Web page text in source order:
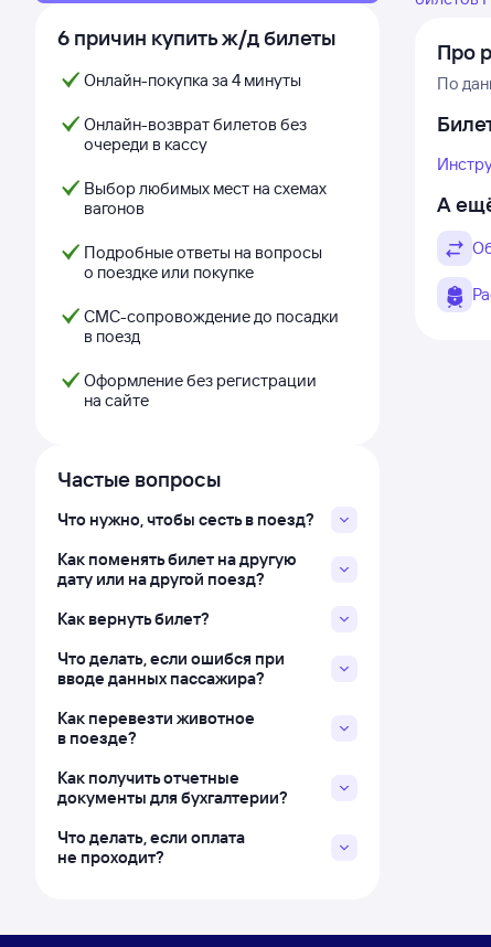
6 причин купить ж/д билеты
Онлайн-покупка за 4 минуты
Онлайн-возврат билетов без
очереди в кассу
Выбор любимых мест на схемах
вагонов
Подробные ответы на вопросы
о поездке или покупке
СМС-сопровождение до посадки
в поезд
Оформление без регистрации
на сайте
Частые вопросы
Что нужно, чтобы сесть в поезд?
Как поменять билет на другую
дату или на другой поезд?
Как вернуть билет?
Что делать, если ошибся при
вводе данных пассажира?
Как перевезти животное
в поезде?
Как получить отчетные
документы для бухгалтерии?
Что делать, если оплата
не проходит?
Про
По
А